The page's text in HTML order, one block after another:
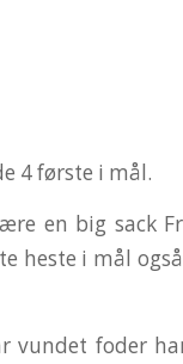
4 første i mål.
en big sack
heste i mål
vundet foder